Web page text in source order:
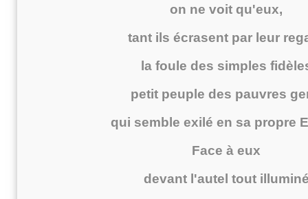
on ne voit qu'eux,
tant ils écrasent par leur
la foule des simples
petit peuple des pauvres
qui semble exilé en sa propre
Face à eux
devant l'autel tout